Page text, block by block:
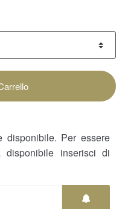
disponibile. Per essere
disponibile inserisci di